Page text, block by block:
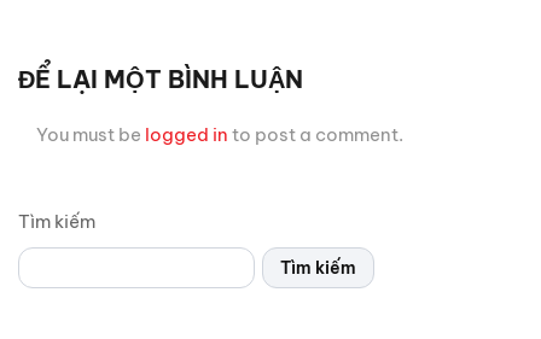
Tìm kiếm
Tìm kiếm
ĐỂ LẠI MỘT BÌNH LUẬN
You must be logged in to post a comment.